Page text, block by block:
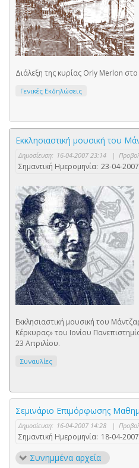
Διάλεξη της κυρίας Οrly Merlon στο
Γενικές Εκδηλώσεις
Εκκλησιαστική μουσική του
Δημοσίευση: 16-04-2007 23:14 |
Σημαντική Ημερομηνία: 23-04-2007
Εκκλησιαστική μουσική του
Κέρκυρας» του Ιονίου
23 Απριλίου.
Συναυλίες
Σεμινάριο Επιμόρφωσης
Δημοσίευση: 16-04-2007 14:28 |
Σημαντική Ημερομηνία: 18-04-2007
Συνημμένα αρχεία